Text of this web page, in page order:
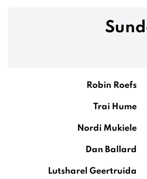
Robin Roefs
Trai Hume
Nordi Mukiele
Dan Ballard
Lutsharel Geertruida